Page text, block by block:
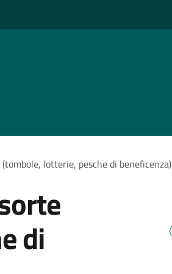
lotterie, pesche di beneficenza)
di